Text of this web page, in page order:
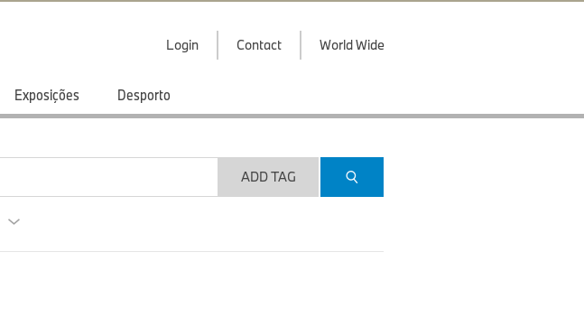
Login Contact World Wide
Exposições Desporto
ADD TAG